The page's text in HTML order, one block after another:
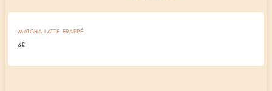
MATCHA LATTE FRAPPÉ
6 €